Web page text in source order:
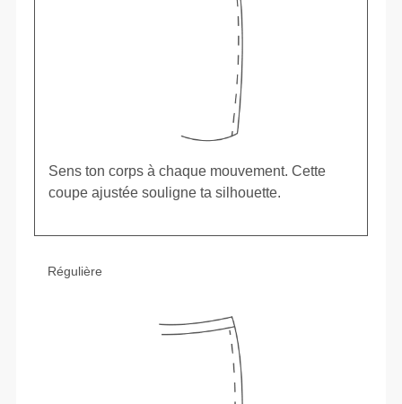
Sens ton corps à chaque mouvement. Cette
coupe ajustée souligne ta silhouette.
Régulière